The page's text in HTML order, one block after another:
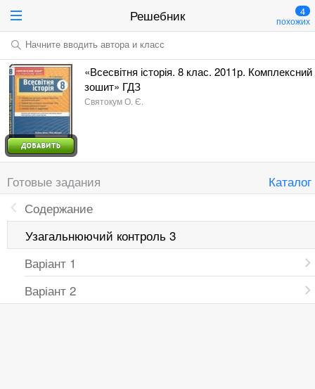
Решебник 4
похожих
Начните вводить автора и класс
«Всесвітня історія. 8 клас. 2011р. Комплексний
зошит» ГДЗ
Святокум О. Є.
Готовые задания
Каталог
Содержание
Узагальнюючий контроль 3
Варіант 1
Варіант 2